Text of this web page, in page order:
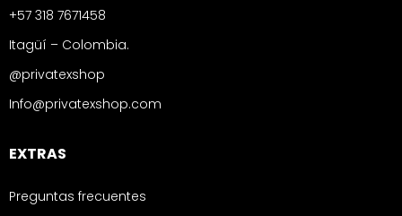
+57 318 7671458
Itagüí – Colombia.
@privatexshop
Info@privatexshop.com
EXTRAS
Preguntas frecuentes